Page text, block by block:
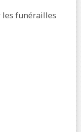
les funérailles